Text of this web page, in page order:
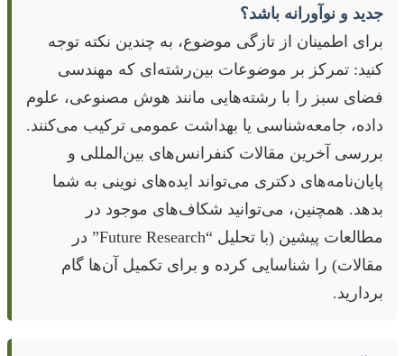
جدید و نوآورانه باشد؟
برای اطمینان از تازگی موضوع، به چندین نکته توجه
کنید: تمرکز بر موضوعات بین‌رشته‌ای که مهندسی
فضای سبز را با رشته‌هایی مانند هوش مصنوعی، علوم
داده، جامعه‌شناسی یا بهداشت عمومی ترکیب می‌کنند.
بررسی آخرین مقالات کنفرانس‌های بین‌المللی و
پایان‌نامه‌های دکتری می‌تواند ایده‌های نوینی به شما
بدهد. همچنین، می‌توانید شکاف‌های موجود در
مطالعات پیشین (با تحلیل “Future Research” در
مقالات) را شناسایی کرده و برای تکمیل آن‌ها گام
بردارید.